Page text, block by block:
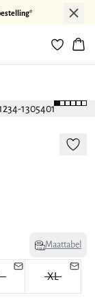
Maattabel
XL